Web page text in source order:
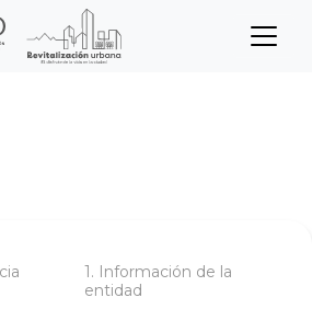
de
1. Información de la
entidad